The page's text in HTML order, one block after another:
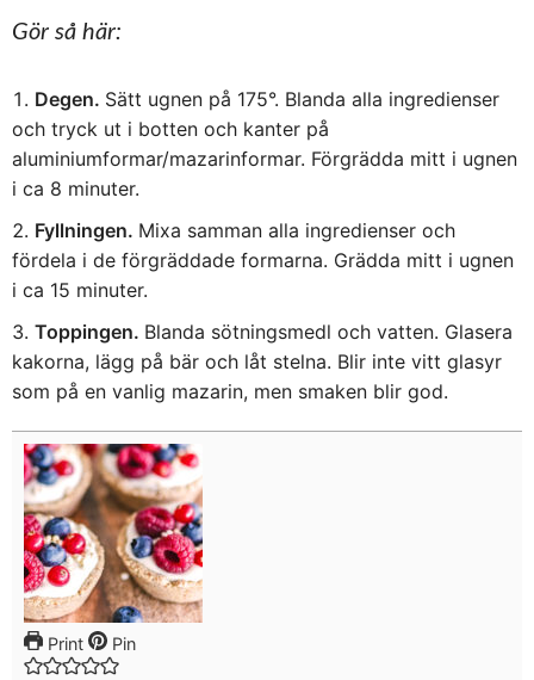
Gör så här:
Degen. Sätt ugnen på 175°. Blanda alla ingredienser
och tryck ut i botten och kanter på
aluminiumformar/mazarinformar. Förgrädda mitt i ugnen
i ca 8 minuter.
Fyllningen. Mixa samman alla ingredienser och
fördela i de förgräddade formarna. Grädda mitt i ugnen
i ca 15 minuter.
Toppingen. Blanda sötningsmedl och vatten. Glasera
kakorna, lägg på bär och låt stelna. Blir inte vitt glasyr
som på en vanlig mazarin, men smaken blir god.
Print Pin